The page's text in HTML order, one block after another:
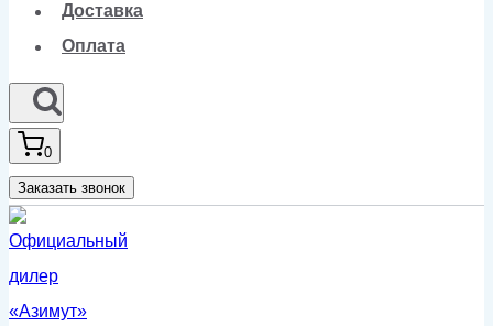
Доставка
Оплата
0
Заказать звонок